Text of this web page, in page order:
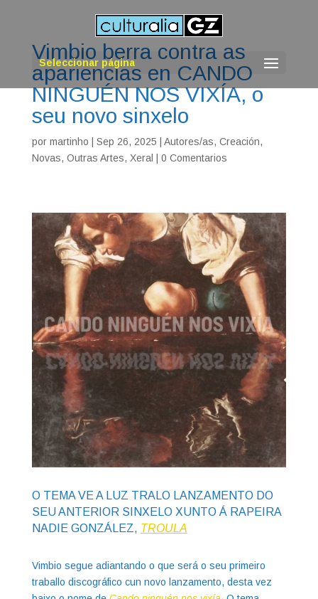
Seleccionar página
Vimbio berra contra as
apariencias en CANDO
NINGUÉN NOS VIXÍA, o
seu novo sinxelo
por martinho Sep 26, 2025 Autores/as, Creación,
Novas, Outras Artes, Xeral 0 Comentarios
O TEMA VE A LUZ TRALO LANZAMENTO DO
SEU ANTERIOR SINXELO XUNTO Á RAPEIRA
NADIE GONZÁLEZ, TROULA
Vimbio segue adiantando o que será o seu primeiro
traballo discográfico cun novo lanzamento, desta vez